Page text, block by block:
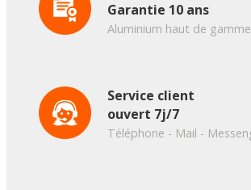
Garantie 10 ans
Aluminium haut de gamme
Service client
ouvert 7j/7
Téléphone - Mail -